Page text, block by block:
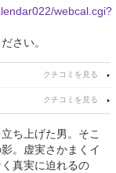
webcal.cgi?
さい。
ち上げた男。そこ
。虚実さかまくイ
真実に迫れるの